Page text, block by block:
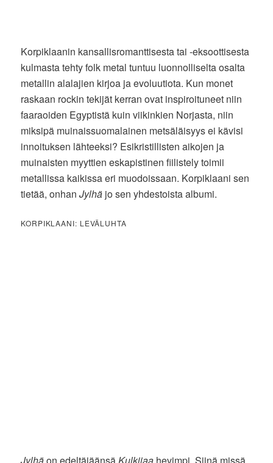
Korpiklaanin kansallisromanttisesta tai -eksoottisesta
kulmasta tehty folk metal tuntuu luonnolliselta osalta
metallin alalajien kirjoa ja evoluutiota. Kun monet
raskaan rockin tekijät kerran ovat inspiroituneet niin
faaraoiden Egyptistä kuin viikinkien Norjasta, niin
miksipä muinaissuomalainen metsäläisyys ei kävisi
innoituksen lähteeksi? Esikristillisten aikojen ja
muinaisten myyttien eskapistinen fiilistely toimii
metallissa kaikissa eri muodoissaan. Korpiklaani sen
tietää, onhanJylhä jo sen yhdestoista albumi.
KORPIKLAANI: LEVÄLUHTA
Jylhäon edeltäjäänsäKulkijaa hevimpi. Siinä missä